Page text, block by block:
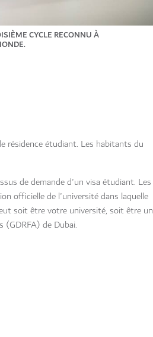
CYCLE RECONNU À
résidence étudiant. Les habitants du
de demande d'un visa étudiant. Les
officielle de l'université dans laquelle
soit être votre université, soit être un
de Dubai.